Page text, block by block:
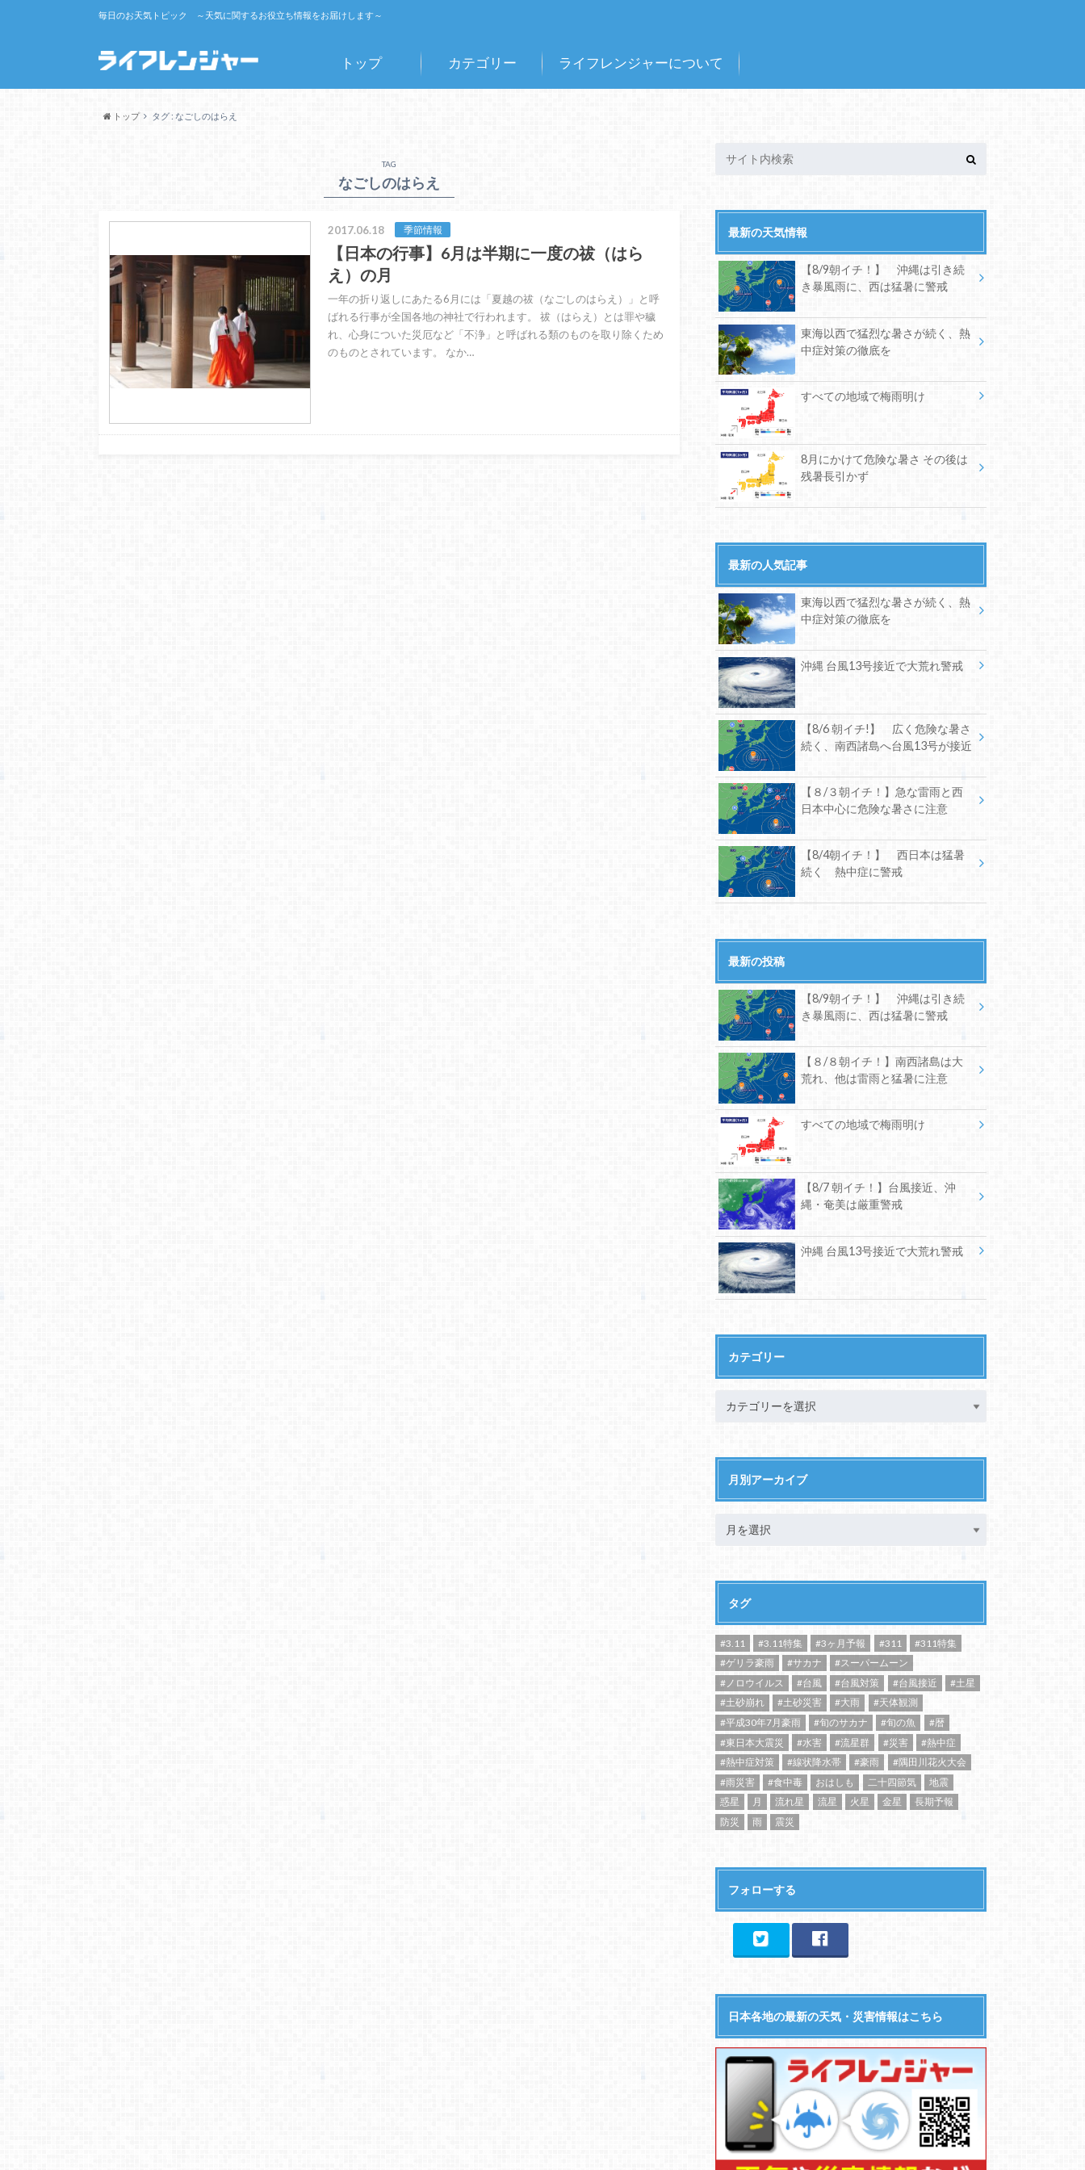
毎日のお天気トピック ～天気に関するお役立ち情報をお届けします～
トップ カテゴリー ライフレンジャーについて
トップ タグ : なごしのはらえ
TAG
なごしのはらえ
2017.06.18 季節情報
【日本の行事】6月は半期に一度の祓（はら
え）の月
一年の折り返しにあたる6月には「夏越の祓（なごしのはらえ）」と呼
ばれる行事が全国各地の神社で行われます。 祓（はらえ）とは罪や穢
れ、心身についた災厄など「不浄」と呼ばれる類のものを取り除くため
のものとされています。 なか…
最新の天気情報
【8/9朝イチ！】 沖縄は引き続
き暴風雨に、西は猛暑に警戒
東海以西で猛烈な暑さが続く、熱
中症対策の徹底を
すべての地域で梅雨明け
8月にかけて危険な暑さ その後は
残暑長引かず
最新の人気記事
東海以西で猛烈な暑さが続く、熱
中症対策の徹底を
沖縄 台風13号接近で大荒れ警戒
【8/6 朝イチ!】 広く危険な暑さ
続く、南西諸島へ台風13号が接近
【８/３朝イチ！】急な雷雨と西
日本中心に危険な暑さに注意
【8/4朝イチ！】 西日本は猛暑
続く 熱中症に警戒
最新の投稿
【8/9朝イチ！】 沖縄は引き続
き暴風雨に、西は猛暑に警戒
【８/８朝イチ！】南西諸島は大
荒れ、他は雷雨と猛暑に注意
すべての地域で梅雨明け
【8/7 朝イチ！】台風接近、沖
縄・奄美は厳重警戒
沖縄 台風13号接近で大荒れ警戒
カテゴリー
月別アーカイブ
タグ
#3.11 #3.11特集 #3ヶ月予報 #311
#311特集
#ゲリラ豪雨
#サカナ
#スーパームーン
#ノロウイルス
#台風 #台風対策 #台風接近
#土星
#土砂崩れ
#土砂災害 #大雨
#天体観測
#平成30年7月豪雨
#旬のサカナ #旬の魚
#暦
#東日本大震災
#水害 #流星群 #災害
#熱中症
#熱中症対策
#線状降水帯 #豪雨
#隅田川花火大会
#雨災害
#食中毒 おはしも 二十四節気
地震
惑星
月 流れ星 流星 火星 金星
長期予報
防災
雨 震災
フォローする
日本各地の最新の天気・災害情報はこちら